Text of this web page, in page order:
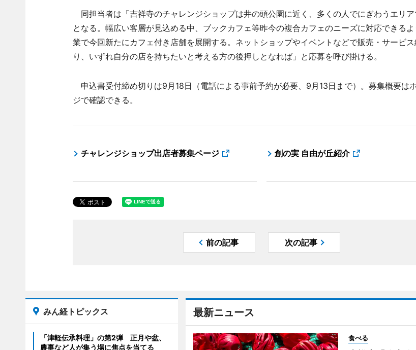
同担当者は「吉祥寺のチャレンジショップは井の頭公園に近く、多くの人でにぎわうエリ
となる。幅広い客層が見込める中、ブックカフェ等昨今の複合カフェのニーズに対応できる
業で今回新たにカフェ付き店舗を展開する。ネットショップやイベントなどで販売・サービ
り、いずれ自分の店を持ちたいと考える方の後押しとなれば」と応募を呼び掛ける。
申込書受付締め切りは9月18日（電話による事前予約が必要、9月13日まで）。募集概要は
ジで確認できる。
チャレンジショップ出店者募集ページ 創の実 自由が丘紹介
前の記事 次の記事
最新ニュース
食べる
みん経トピックス
「津軽伝承料理」の第2弾 正月や盆、
農事など人が集う場に焦点を当てる